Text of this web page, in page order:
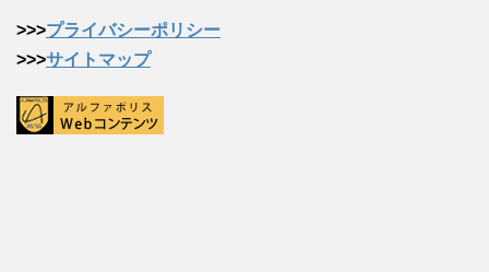
>>>プライバシーポリシー
>>>サイトマップ